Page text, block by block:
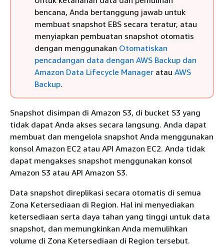
bencana, Anda bertanggung jawab untuk
membuat snapshot EBS secara teratur, atau
menyiapkan pembuatan snapshot otomatis
dengan menggunakan Otomatiskan
pencadangan data dengan AWS Backup dan
Amazon Data Lifecycle Manager atau AWS
Backup.
Snapshot disimpan di Amazon S3, di bucket S3 yang
tidak dapat Anda akses secara langsung. Anda dapat
membuat dan mengelola snapshot Anda menggunakan
konsol Amazon EC2 atau API Amazon EC2. Anda tidak
dapat mengakses snapshot menggunakan konsol
Amazon S3 atau API Amazon S3.
Data snapshot direplikasi secara otomatis di semua
Zona Ketersediaan di Region. Hal ini menyediakan
ketersediaan serta daya tahan yang tinggi untuk data
snapshot, dan memungkinkan Anda memulihkan
volume di Zona Ketersediaan di Region tersebut.